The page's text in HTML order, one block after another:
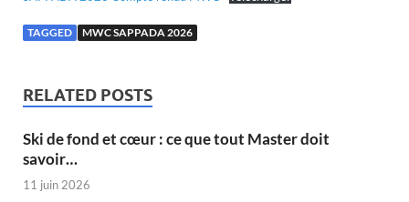
TAGGED MWC SAPPADA 2026
RELATED POSTS
Ski de fond et cœur : ce que tout Master doit
savoir…
11 juin 2026